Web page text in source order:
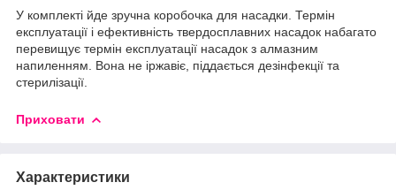
У комплекті йде зручна коробочка для насадки. Термін
експлуатації і ефективність твердосплавних насадок набагато
перевищує термін експлуатації насадок з алмазним
напиленням. Вона не іржавіє, піддається дезінфекції та
стерилізації.
Приховати
Характеристики